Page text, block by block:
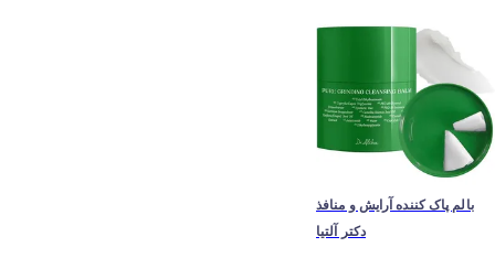
بالم پاک کننده آرایش و منافذ
دکتر آلتیا